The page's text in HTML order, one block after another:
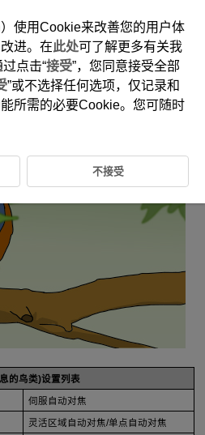
鸟类)
地的鸟类。
的鸟类)设置列表
伺服自动对焦
灵活区域自动对焦/单点自动对焦
使用Cookie来改善您的用户体
进。在此处可了解更多有关我
点击“接受”，您同意接受全部
”或不选择任何选项，仅记录和
所需的必要Cookie。您可随时
不接受